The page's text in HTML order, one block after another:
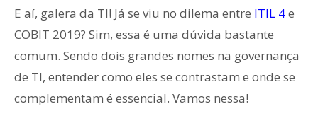
E aí, galera da TI! Já se viu no dilema entre ITIL 4e
COBIT 2019? Sim, essa é uma dúvida bastante
comum. Sendo dois grandes nomes na governança
de TI, entender como eles se contrastam e onde se
complementam é essencial. Vamos nessa!